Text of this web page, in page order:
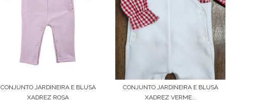
CONJUNTO JARDINEIRA E BLUSA
XADREZ ROSA
CONJUNTO JARDINEIRA E BLUSA
XADREZ VERME...